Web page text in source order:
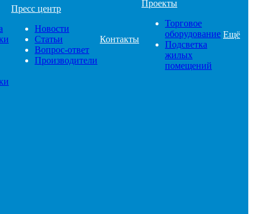
Пресс центр
Новости
Статьи
Вопрос-ответ
Производители
Контакты
Проекты
Торговое
оборудование
Подсветка
жилых
помещений
Ещё